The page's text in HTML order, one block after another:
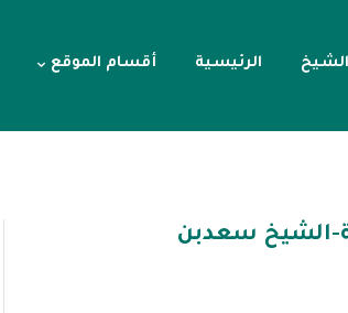
الرئيسية أقسام الموقع
الشيخ سعدبن